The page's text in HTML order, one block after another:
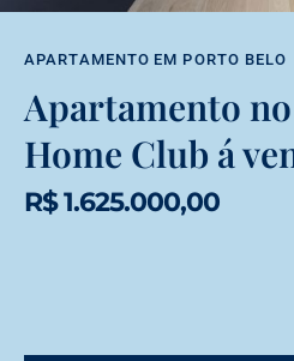
APARTAMENTO EM PORTO BELO
Apartamento
Home Club á
R$ 1.625.000,00